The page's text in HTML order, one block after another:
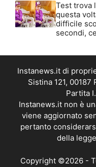
Test trova
questa
difficile
secondi,
Instanews.it di
Sistina 121, 00187
Partita
Instanews.it non è
viene aggiornato
pertanto
della
Copyright ©2026 -